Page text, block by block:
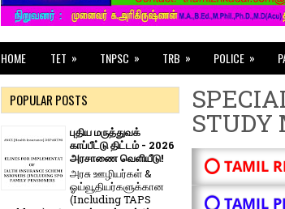
HOME TET » TNPSC » TRB » POLICE »
STUDY
⭕ TAMIL
⭕ TAMIL
POPULAR POSTS
புதிய மருத்துவக்
காப்பீட்டு திட்டம் - 2026
அரசாணை வெளியீடு!
அரசு ஊழியர்கள் &
ஓய்வூதியர்களுக்கான
(Including TAPS